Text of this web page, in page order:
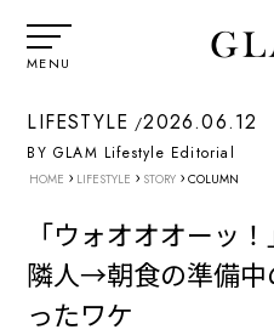
MENU
LIFESTYLE 2026.06.12
BY GLAM Lifestyle Editorial
HOME › LIFESTYLE › STORY › COLUMN
「ウォオオオーッ
隣人→朝食の準備中
ったワケ